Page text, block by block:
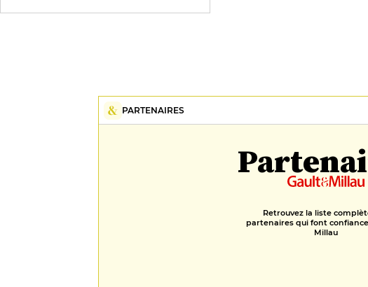
PARTENAIRES
Retrouvez la liste
partenaires qui font confiance
Millau